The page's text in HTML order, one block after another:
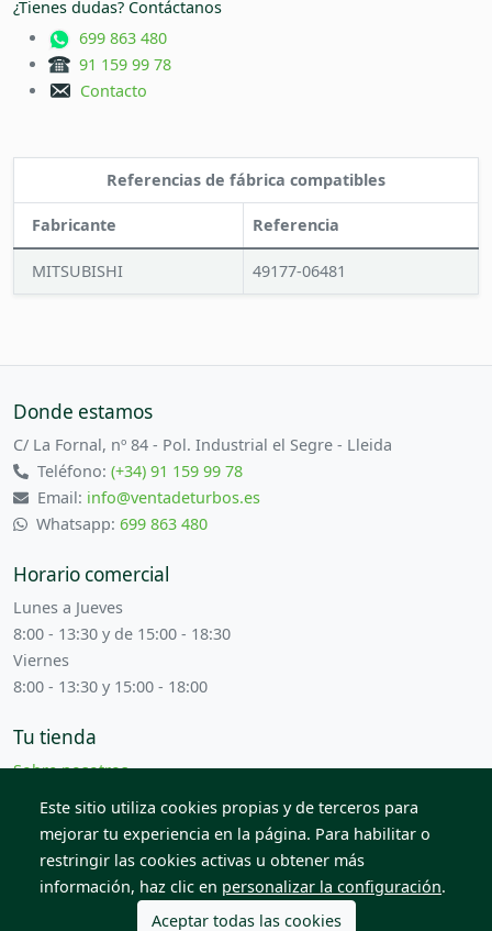
¿Tienes dudas? Contáctanos
699 863 480
91 159 99 78
Contacto
Referencias de fábrica compatibles
Fabricante Referencia
MITSUBISHI 49177-06481
Donde estamos
C/ La Fornal, nº 84 - Pol. Industrial el Segre - Lleida
Teléfono:(+34) 91 159 99 78
Email: info@ventadeturbos.es
Whatsapp: 699 863 480
Horario comercial
Lunes a Jueves
8:00 - 13:30 y de 15:00 - 18:30
Viernes
8:00 - 13:30 y 15:00 - 18:00
Tu tienda
Sobre nosotros
Términos y condiciones
Contacta con nosotros
© 2026 Todos los derechos reservados. Venta de Piezas
2012 S.L.
Este sitio utiliza cookies propias y de terceros para
mejorar tu experiencia en la página. Para habilitar o
restringir las cookies activas u obtener más
información, haz clic en personalizar la configuración.
Aceptar todas las cookies